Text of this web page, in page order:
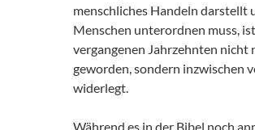
menschliches Handeln darstellt
Menschen unterordnen muss,
vergangenen Jahrzehnten nicht
geworden, sondern inzwischen
widerlegt.
Während es in der Bibel noch